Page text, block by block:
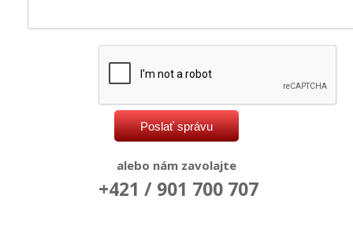
alebo nám zavolajte
+421 / 901 700 707